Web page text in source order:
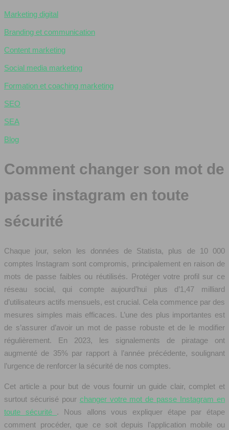
Marketing digital
Branding et communication
Content marketing
Social media marketing
Formation et coaching marketing
SEO
SEA
Blog
Comment changer son mot de
passe instagram en toute
sécurité
Chaque jour, selon les données de Statista, plus de 10 000
comptes Instagram sont compromis, principalement en raison de
mots de passe faibles ou réutilisés. Protéger votre profil sur ce
réseau social, qui compte aujourd’hui plus d’1,47 milliard
d’utilisateurs actifs mensuels, est crucial. Cela commence par des
mesures simples mais efficaces. L’une des plus importantes est
de s’assurer d’avoir un mot de passe robuste et de le modifier
régulièrement. En 2023, les signalements de piratage ont
augmenté de 35% par rapport à l’année précédente, soulignant
l’urgence de renforcer la sécurité de nos comptes.
Cet article a pour but de vous fournir un guide clair, complet et
surtout sécurisé pour changer votre mot de passe Instagram en
toute sécurité . Nous allons vous expliquer étape par étape
comment procéder, que ce soit depuis l’application mobile ou